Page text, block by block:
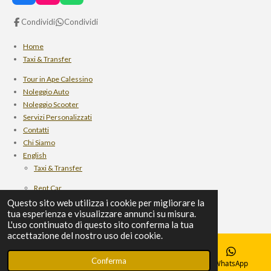
Questo sito web utilizza i cookie per migliorare la
tua esperienza e visualizzare annunci su misura.
L'uso continuato di questo sito conferma la tua
accettazione del nostro uso dei cookie.
Conferma
a
c
o
o
n
s
r
m
h
a
p
Condividi Condividi
Home
Taxi & Transfer
Tour in Ape Calessino
Noleggio Auto
Noleggio Scooter
Servizi Personalizzati
Contatti
Chi Siamo
English
Taxi & Transfer
Rent Car
scooter rental
personalized services
Ape Calessino Tour
Who we are
Contact
Telefono WhatsApp